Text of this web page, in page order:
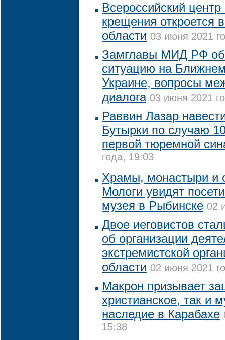
Всероссийский
крещения откроется
области 03 июня 2021
Замглавы МИД РФ
ситуацию на
Украине, вопросы
диалога 03 июня 2021
Раввин Лазар
Бутырки по случаю
первой тюремной
года, 19:03
Храмы, монастыри и
Мологи увидят
музея в Рыбинске 02
Двое иеговистов
об организации
экстремистской
области 02 июня 2021
Макрон призывает
христианское, так и
наследие в Карабахе
15:38